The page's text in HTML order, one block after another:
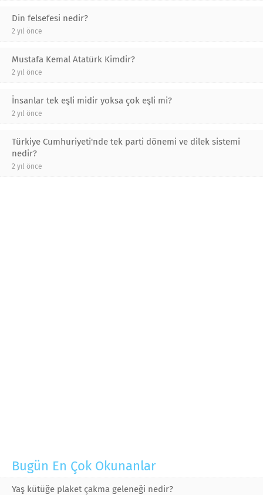
Din felsefesi nedir?
2 yıl önce
Mustafa Kemal Atatürk Kimdir?
2 yıl önce
İnsanlar tek eşli midir yoksa çok eşli mi?
2 yıl önce
Türkiye Cumhuriyeti'nde tek parti dönemi ve dilek sistemi
nedir?
2 yıl önce
Bugün En Çok Okunanlar
Yaş kütüğe plaket çakma geleneği nedir?